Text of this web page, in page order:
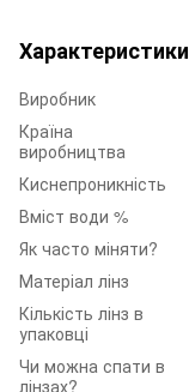
Характеристики
Виробник
Країна
виробництва
Киснепроникність
Вміст води %
Як часто міняти?
Матеріал лінз
Кількість лінз в
упаковці
Чи можна спати в
лінзах?